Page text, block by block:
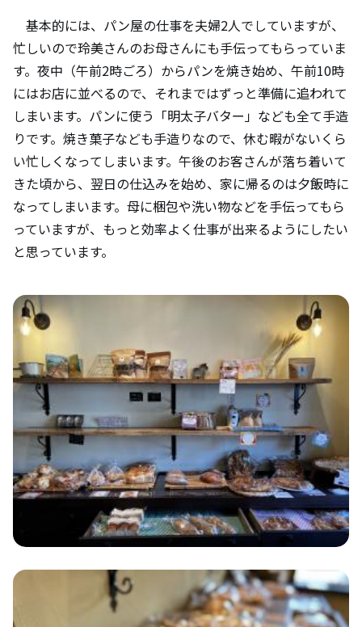
基本的には、パン屋の仕事を夫婦2人でしていますが、
忙しいので玲美さんのお母さんにも手伝ってもらっていま
す。夜中（午前2時ごろ）からパンを焼き始め、午前10時
にはお店に並べるので、それまではずっと準備に追われて
しまいます。パンに使う「明太子バター」なども全て手造
りです。焼き菓子なども手造りなので、休む暇がないくら
い忙しくなってしまいます。午後のお客さんが落ち着いて
きた頃から、翌日の仕込みを始め、家に帰るのは夕飯時に
なってしまいます。母に梱包や洗い物などを手伝ってもら
っていますが、もっと効率よく仕事が出来るようにしたい
と思っています。